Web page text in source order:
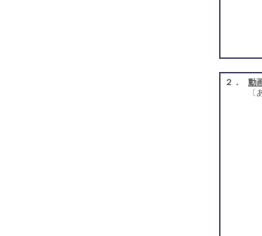
２．
動